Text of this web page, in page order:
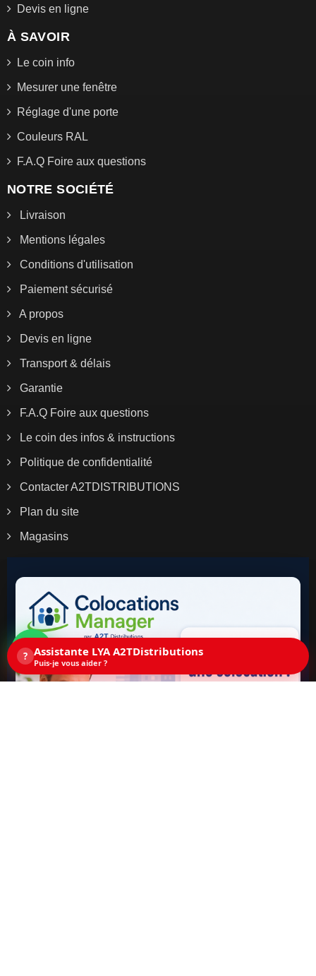
? Assistante LYA A2TDistributions
Puis-je vous aider ?
Devis en ligne
À SAVOIR
Le coin info
Mesurer une fenêtre
Réglage d'une porte
Couleurs RAL
F.A.Q Foire aux questions
NOTRE SOCIÉTÉ
Livraison
Mentions légales
Conditions d'utilisation
Paiement sécurisé
A propos
Devis en ligne
Transport & délais
Garantie
F.A.Q Foire aux questions
Le coin des infos & instructions
Politique de confidentialité
Contacter A2TDISTRIBUTIONS
Plan du site
Magasins